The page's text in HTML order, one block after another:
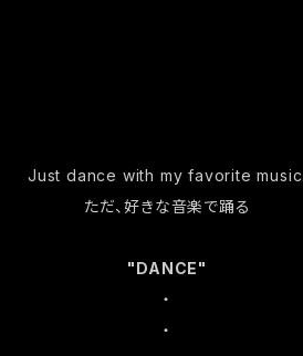
Just dance with my favorite music.
ただ、好きな音楽で踊る
"DANCE"
・
・